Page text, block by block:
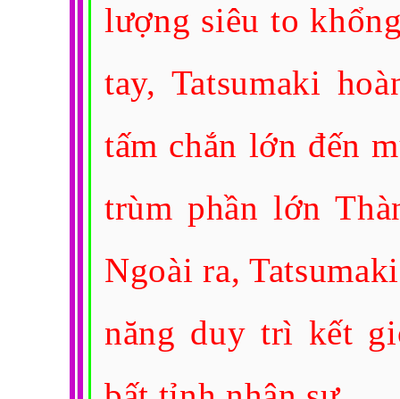
lượng siêu to
tay, Tatsumaki
tấm chắn lớn đến
trùm phần lớn
Ngoài ra,
năng duy trì kết